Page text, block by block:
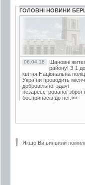
ГОЛОВНІ НОВИНИ
06.04.18
Шановні
району! З 1
квітня Національна
України проводить
добровільної здачі
незареєстрованої зброї
боєприпасів до неї.»»
Якщо Ви виявили